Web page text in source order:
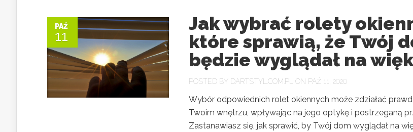
PAŹ
11
Jak wybrać rolety
które sprawią, że Twój
będzie wyglądał na
POSTED BY DARTSTYL.COM.PL ON PAŹ 11, 2020
Wybór odpowiednich rolet okiennych może zdziałać
Twoim wnętrzu, wpływając na jego optykę i postrzeganą
Zastanawiasz się, jak sprawić, by Twój dom wyglądał na